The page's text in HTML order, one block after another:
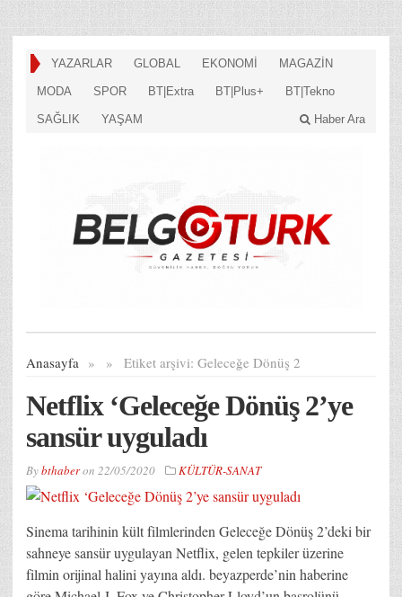
YAZARLAR GLOBAL EKONOMİ MAGAZİN
MODA SPOR BT|Extra BT|Plus+ BT|Tekno
SAĞLIK YAŞAM Haber Ara
Anasayfa » Etiket arşivi:
» Geleceğe Dönüş 2
Netflix ‘Geleceğe Dönüş 2’ye
sansür uyguladı
Bybthaberon 22/05/2020 KÜLTÜR-SANAT
Sinema tarihinin kült filmlerinden Geleceğe Dönüş 2’deki bir
sahneye sansür uygulayan Netflix, gelen tepkiler üzerine
filmin orijinal halini yayına aldı. beyazperde’nin haberine